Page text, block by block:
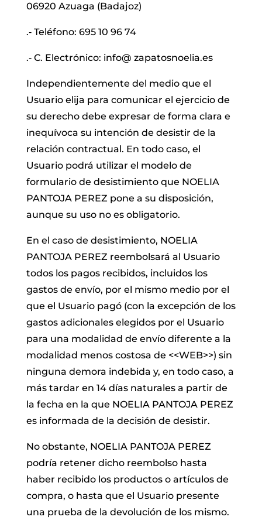
06920 Azuaga (Badajoz)
.‐ Teléfono: 695 10 96 74
.‐ C. Electrónico: info@ zapatosnoelia.es
Independientemente del medio que el
Usuario elija para comunicar el ejercicio de
su derecho debe expresar de forma clara e
inequívoca su intención de desistir de la
relación contractual. En todo caso, el
Usuario podrá utilizar el modelo de
formulario de desistimiento que NOELIA
PANTOJA PEREZ pone a su disposición,
aunque su uso no es obligatorio.
En el caso de desistimiento, NOELIA
PANTOJA PEREZ reembolsará al Usuario
todos los pagos recibidos, incluidos los
gastos de envío, por el mismo medio por el
que el Usuario pagó (con la excepción de los
gastos adicionales elegidos por el Usuario
para una modalidad de envío diferente a la
modalidad menos costosa de <<WEB>>) sin
ninguna demora indebida y, en todo caso, a
más tardar en 14 días naturales a partir de
la fecha en la que NOELIA PANTOJA PEREZ
es informada de la decisión de desistir.
No obstante, NOELIA PANTOJA PEREZ
podría retener dicho reembolso hasta
haber recibido los productos o artículos de
compra, o hasta que el Usuario presente
una prueba de la devolución de los mismo.